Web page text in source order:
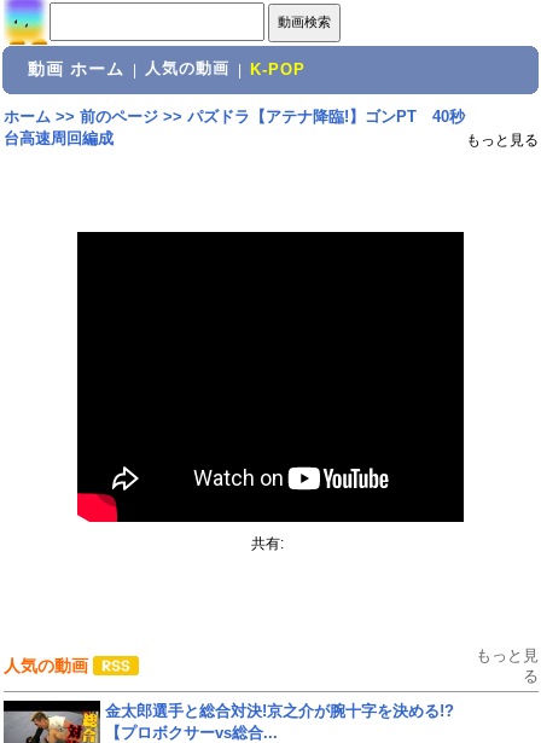
動画 ホーム 人気の動画 K-POP
ホーム>> 前のページ>> パズドラ【アテナ降臨!】ゴンPT 40秒
台高速周回編成
もっと見る
共有:
人気の動画
もっと見
る
金太郎選手と総合対決!京之介が腕十字を決める!?
【プロボクサーvs総合...